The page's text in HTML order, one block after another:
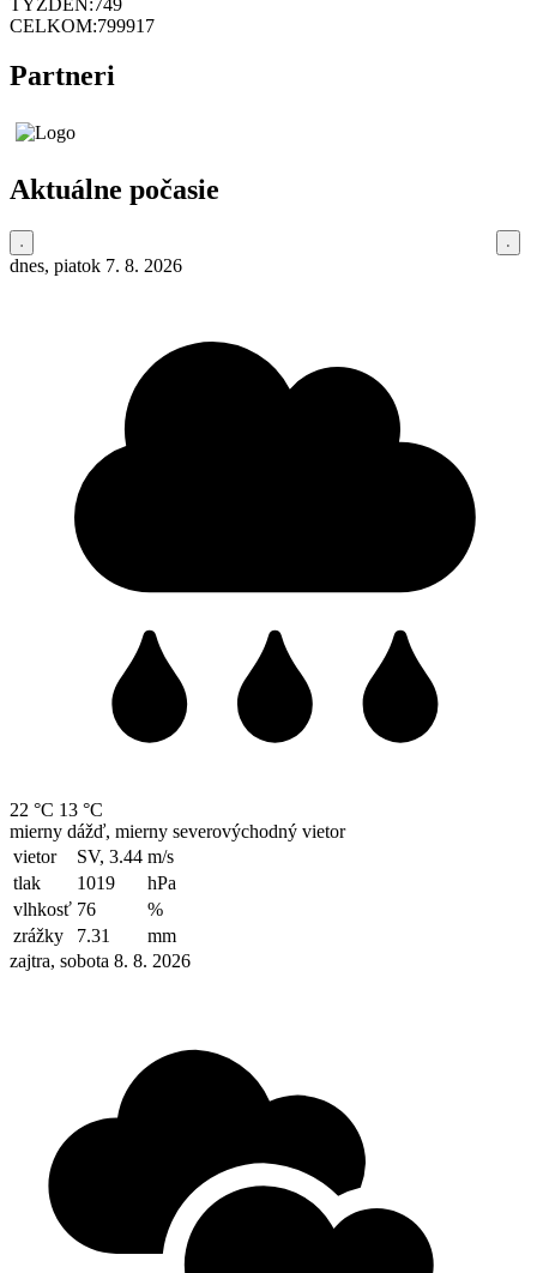
CELKOM:799917
Partneri
Aktuálne počasie
dnes, piatok 7. 8. 2026
22 °C 13 °C
mierny dážď, mierny severovýchodný vietor
vietor
SV, 3.44 m/s
tlak
1019
hPa
vlhkosť 76
%
zrážky
7.31
mm
zajtra, sobota 8. 8. 2026